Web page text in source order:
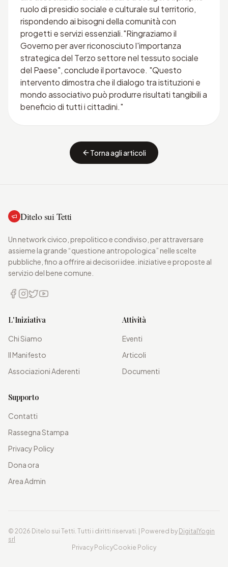
ruolo di presidio sociale e culturale sul territorio,
rispondendo ai bisogni della comunità con
progetti e servizi essenziali."Ringraziamo il
Governo per aver riconosciuto l'importanza
strategica del Terzo settore nel tessuto sociale
del Paese", conclude il portavoce. "Questo
intervento dimostra che il dialogo tra istituzioni e
mondo associativo può produrre risultati tangibili a
beneficio di tutti i cittadini."
Torna agli articoli
Ditelo sui Tetti
Un network civico, prepolitico e condiviso, per attraversare
assieme la grande “questione antropologica” nelle scelte
pubbliche, fino a offrire ai decisori idee. iniziative e proposte al
servizio del bene comune.
L'Iniziativa
Chi Siamo
Il Manifesto
Associazioni Aderenti
Attività
Eventi
Articoli
Documenti
Supporto
Contatti
Rassegna Stampa
Privacy Policy
Dona ora
Area Admin
© 2026 Ditelo sui Tetti. Tutti i diritti riservati. | Powered by DigitalYogin
srl
Privacy PolicyCookie Policy